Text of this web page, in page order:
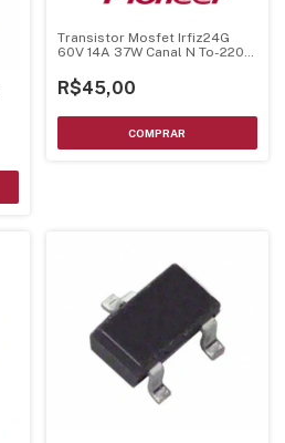
Transistor Mosfet Irfiz24G
60V 14A 37W Canal N To-220F
R$45,00